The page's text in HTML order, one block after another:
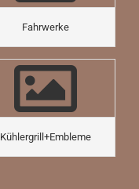
Fahrwerke
Kühlergrill+Embleme